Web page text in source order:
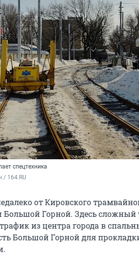
спецтехника
/ 164.RU
от Кировского
Большой Горной. Здесь
из центра города в
Большой Горной для